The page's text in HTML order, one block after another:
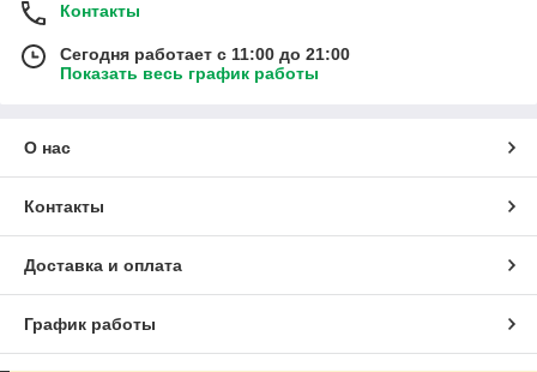
Контакты
Сегодня работает с 11:00 до 21:00
Показать весь график работы
О нас
Контакты
Доставка и оплата
График работы